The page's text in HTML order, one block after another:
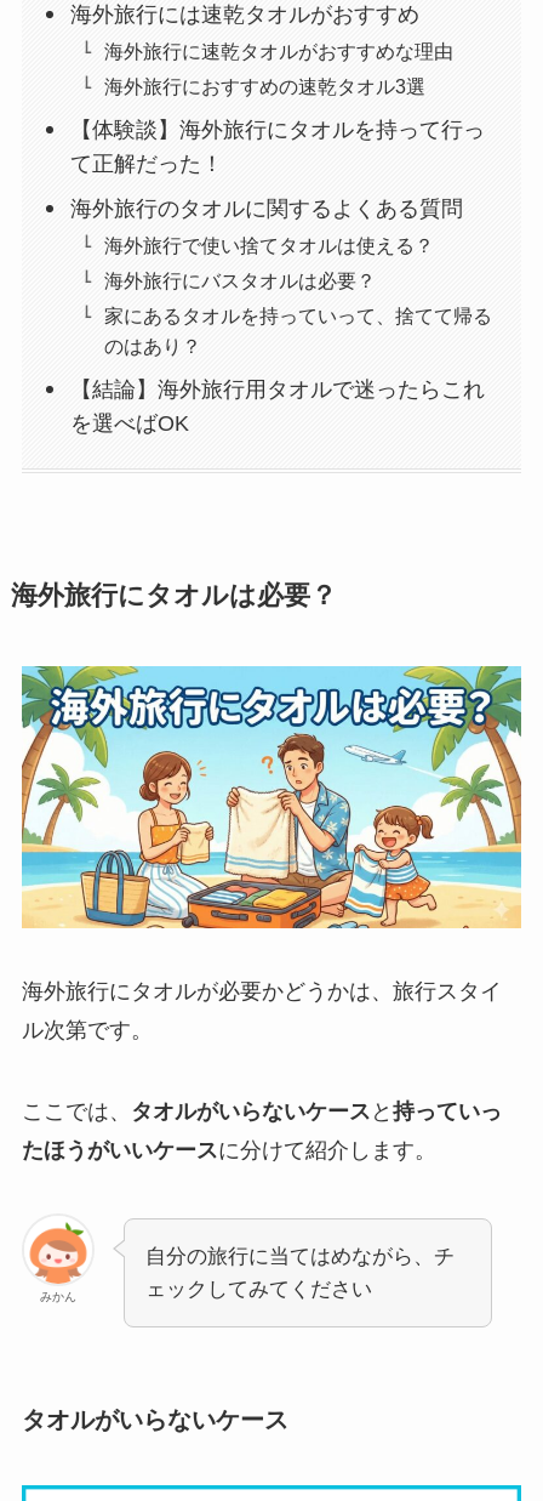
海外旅行には速乾タオルがおすすめ
海外旅行に速乾タオルがおすすめな理由
海外旅行におすすめの速乾タオル3選
【体験談】海外旅行にタオルを持って行っ
て正解だった！
海外旅行のタオルに関するよくある質問
海外旅行で使い捨てタオルは使える？
海外旅行にバスタオルは必要？
家にあるタオルを持っていって、捨てて帰る
のはあり？
【結論】海外旅行用タオルで迷ったらこれ
を選べばOK
海外旅行にタオルは必要？
海外旅行にタオルが必要かどうかは、旅行スタイ
ル次第です。
ここでは、 タオルがいらないケース と 持っていっ
たほうがいいケースに分けて紹介します。
みかん
自分の旅行に当てはめながら、チ
ェックしてみてください
タオルがいらないケース